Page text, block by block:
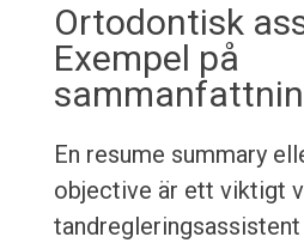
Ortodontisk
Exempel på
En resume summary
objective är ett viktigt